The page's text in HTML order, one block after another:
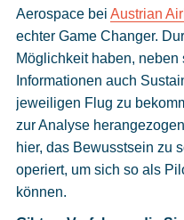
Aerospace bei Austrian
echter Game Changer.
Möglichkeit haben,
Informationen auch
jeweiligen Flug zu
zur Analyse
hier, das Bewusstsein zu
operiert, um sich so als
können.